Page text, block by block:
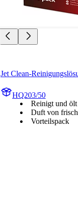
Jet Clean-
HQ203/50
Reinigt und ölt
Duft von
Vorteilspack